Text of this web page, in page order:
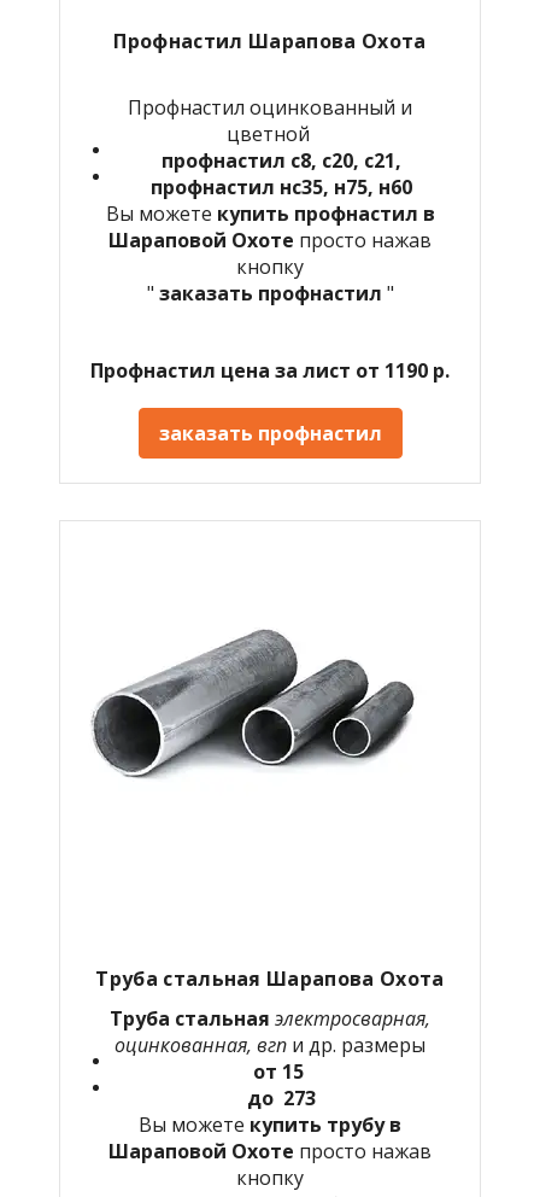
Профнастил Шарапова Охота
Профнастил оцинкованный и
цветной
профнастил с8, с20, с21,
профнастил нс35, н75, н60
Вы можете купить профнастил в
Шараповой Охоте просто нажав
кнопку
" заказать профнастил "
Профнастил цена за лист от 1190 р.
заказать профнастил
Труба стальная Шарапова Охота
Труба стальная электросварная,
оцинкованная, вгп и др. размеры
от 15
до 273
Вы можете купить трубу в
Шараповой Охоте просто нажав
кнопку